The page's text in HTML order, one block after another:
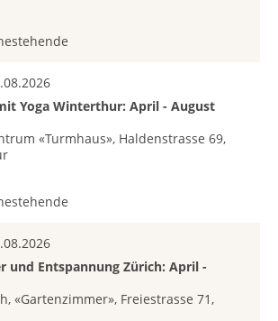
Yoga Winterthur: April - August
«Turmhaus», Haldenstrasse 69,
und Entspannung Zürich: April -
«Gartenzimmer», Freiestrasse 71,